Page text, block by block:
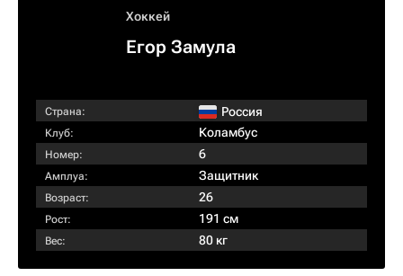
Хоккей
Егор Замула
Страна: Россия
Клуб: Коламбус
Номер: 6
Амплуа: Защитник
Возраст: 26
Рост: 191 см
Вес: 80 кг